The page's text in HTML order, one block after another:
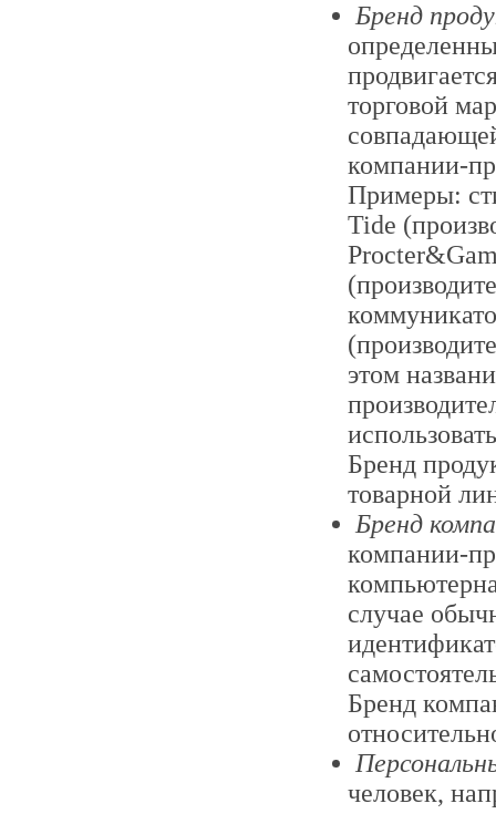
Бренд
торговой
компании-
Примеры:
Tide
этом
Бренд
товарной
Бренд
компании-
случае
Бренд
человек,